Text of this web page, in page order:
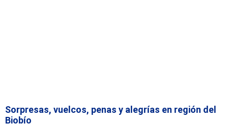
Sorpresas, vuelcos, penas y alegrías en región del
Biobío